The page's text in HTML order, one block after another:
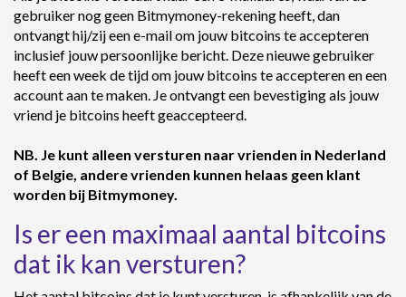
gebruiker nog geen Bitmymoney-rekening heeft, dan
ontvangt hij/zij een e-mail om jouw bitcoins te accepteren
inclusief jouw persoonlijke bericht. Deze nieuwe gebruiker
heeft een week de tijd om jouw bitcoins te accepteren en een
account aan te maken. Je ontvangt een bevestiging als jouw
vriend je bitcoins heeft geaccepteerd.
NB. Je kunt alleen versturen naar vrienden in Nederland
of Belgie, andere vrienden kunnen helaas geen klant
worden bij Bitmymoney.
Is er een maximaal aantal bitcoins
dat ik kan versturen?